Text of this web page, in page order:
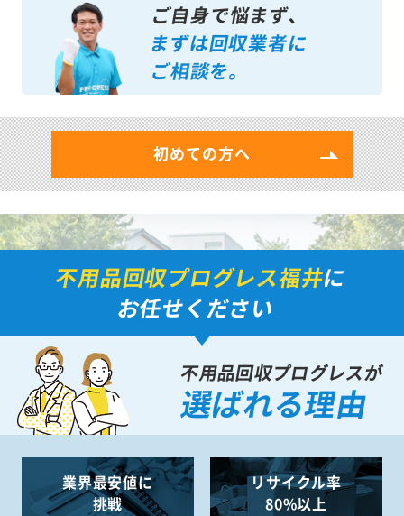
ご自身で悩まず、
まずは回収業者に
ご相談を。
初めての方へ
不用品回収プログレス福井に
お任せください
不用品回収プログレスが
選ばれる理由
業界最安値に
挑戦
リサイクル率
80%以上